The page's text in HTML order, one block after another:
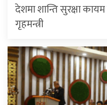
देशमा शान्ति सुरक्षा
गृहमन्त्री